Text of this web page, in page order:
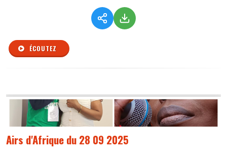
ÉCOUTEZ
Airs d'Afrique du 28 09 2025